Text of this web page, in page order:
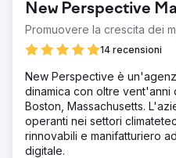
New Perspective
Promuovere la crescita dei
14 recensioni
New Perspective è
dinamica con oltre
Boston, Massachusetts.
operanti nei settori
rinnovabili e manifatturiero
digitale.